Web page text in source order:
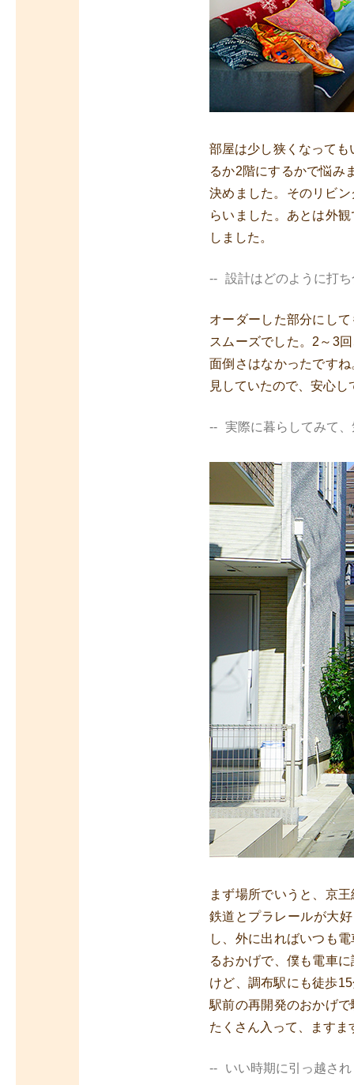
部屋は少し狭くなって
るか2階にするかで悩み
決めました。そのリビ
らいました。あとは外
しました。
設計はどのように打
オーダーした部分にし
スムーズでした。2～3
面倒さはなかったです
見していたので、安心
実際に暮らしてみて
まず場所でいうと、京
鉄道とプラレールが大
し、外に出ればいつも
るおかげで、僕も電車
けど、調布駅にも徒歩
駅前の再開発のおかげ
たくさん入って、ます
いい時期に引っ越さ